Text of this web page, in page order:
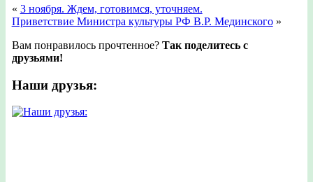
« 3 ноября. Ждем, готовимся, уточняем.
Приветствие Министра культуры РФ В.Р. Мединского»
Вам понравилось прочтенное?Так поделитесь с
друзьями!
Наши друзья: